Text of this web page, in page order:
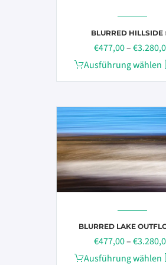
der
gewählt
werden
BLURRED HILLSIDE
€477,00– €
Ausführung wählen
Dieses
Produkt
mehrere
auf.
Die
können
der
gewählt
werden
BLURRED LAKE
€477,00– €
Ausführung wählen
Dieses